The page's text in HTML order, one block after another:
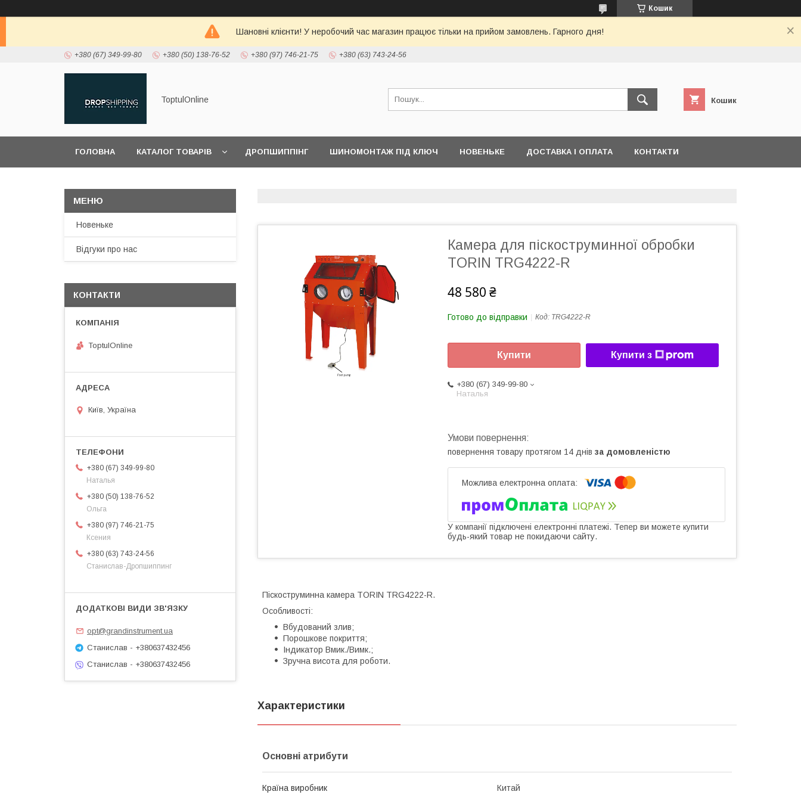
Кошик
Шановні клієнти! У неробочий час магазин працює тільки на прийом замовлень. Гарного дня!
+380 (67) 349-99-80 +380 (50) 138-76-52 +380 (97) 746-21-75 +380 (63) 743-24-56
ToptulOnline Кошик
ГОЛОВНА КАТАЛОГ ТОВАРІВ ДРОПШИППІНГ ШИНОМОНТАЖ ПІД КЛЮЧ НОВЕНЬКЕ ДОСТАВКА І ОПЛАТА КОНТАКТИ
Камера для піскоструминної обробки
TORIN TRG4222-R
48 580 ₴
Готово до відправки Код: TRG4222-R
Купити Купити з
+380 (67) 349-99-80
Наталья
повернення товару протягом 14 днів за домовленістю
У компанії підключені електронні платежі. Тепер ви можете купити
будь-який товар не покидаючи сайту.
Піскоструминна камера TORIN TRG4222-R.
Особливості:
Вбудований злив;
Порошкове покриття;
Індикатор Вмик./Вимк.;
Зручна висота для роботи.
Характеристики
Основні атрибути
Країна виробник Китай
Новеньке
Відгуки про нас
КОНТАКТИ
ToptulOnline
Київ, Україна
+380 (67) 349-99-80
Наталья
+380 (50) 138-76-52
Ольга
+380 (97) 746-21-75
Ксения
+380 (63) 743-24-56
Станислав-Дропшиппинг
opt@grandinstrument.ua
Станислав - +380637432456
Станислав - +380637432456